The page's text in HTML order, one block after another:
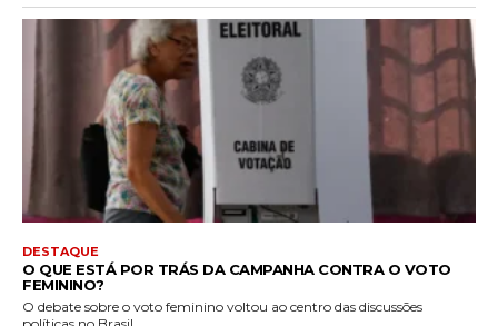
DESTAQUE
O QUE ESTÁ POR TRÁS DA CAMPANHA CONTRA O VOTO
FEMININO?
O debate sobre o voto feminino voltou ao centro das discussões